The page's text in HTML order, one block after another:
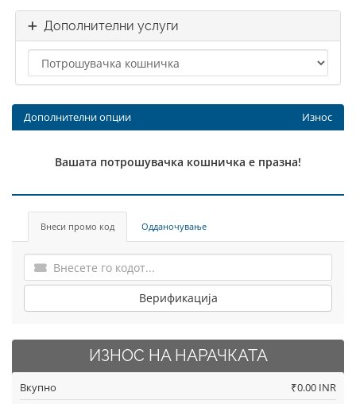
Дополнителни услуги
Дополнителни опции Износ
Вашата потрошувачка кошничка е празна!
Внеси промо код Одданочување
Верификација
ИЗНОС НА НАРАЧКАТА
Вкупно ₹0.00 INR